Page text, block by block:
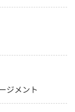
ジメント